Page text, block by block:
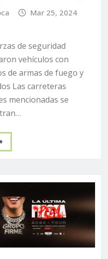
Mar 25, 2024
de seguridad
vehículos con
de armas de fuego y
Las carreteras
mencionadas se